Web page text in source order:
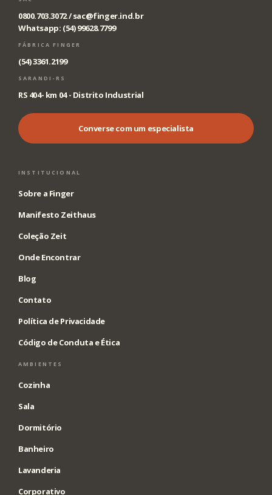
0800.703.3072 /sac@finger.ind.br
Whatsapp: (54) 99628.7799
FÁBRICA FINGER
(54) 3361.2199
SARANDI-RS
RS 404- km 04 - Distrito Industrial
Converse com um especialista
INSTITUCIONAL
Sobre a Finger
Manifesto Zeithaus
Coleção Zeit
Onde Encontrar
Blog
Contato
Política de Privacidade
Código de Conduta e Ética
AMBIENTES
Cozinha
Sala
Dormitório
Banheiro
Lavanderia
Corporativo